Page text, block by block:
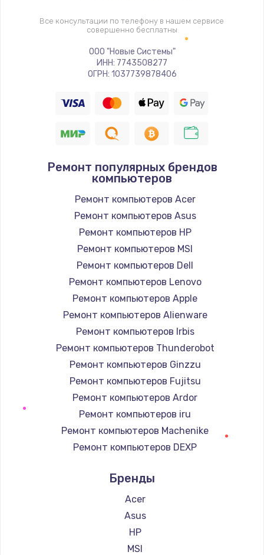
Заказать
Замена ТЭНа
2500 руб.
1400 руб.
Замена / ремонт электронного модуля
Заказать
Заказать
Заказать
Замена регулятора режимов конфорки
Заказать
Замена сенсорного датчика
1300 руб.
Заказать
Замена сигнальной лампы
1200 руб.
Все консультации по телефону в нашем сервисе
совершенно бесплатны
ООО "Новые Системы"
ИНН: 7743508277
ОГРН: 1037739878406
Ремонт популярных брендов
компьютеров
Ремонт компьютеров Acer
Ремонт компьютеров Asus
Ремонт компьютеров HP
Ремонт компьютеров MSI
Ремонт компьютеров Dell
Ремонт компьютеров Lenovo
Ремонт компьютеров Apple
Ремонт компьютеров Alienware
Ремонт компьютеров Irbis
Ремонт компьютеров Thunderobot
Ремонт компьютеров Ginzzu
Ремонт компьютеров Fujitsu
Ремонт компьютеров Ardor
Ремонт компьютеров iru
Ремонт компьютеров Machenike
Ремонт компьютеров DEXP
Ремонт компьютеров Intel
Ремонт компьютеров Beelink
Ремонт компьютеров CHUWI
Бренды
Acer
Asus
HP
MSI